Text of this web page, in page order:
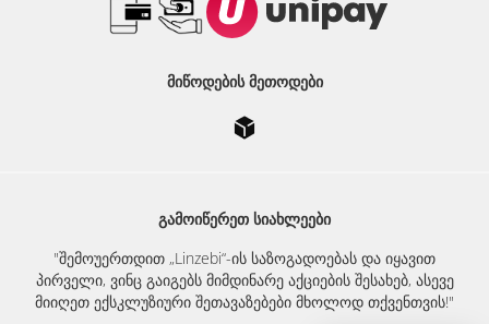
ᲛᲘᲬᲝᲓᲔᲑᲘᲡ ᲛᲔᲗᲝᲓᲔᲑᲘ
ᲒᲐᲛᲝᲘᲬᲔᲠᲔᲗ ᲡᲘᲐᲮᲚᲔᲔᲑᲘ
"შემოუერთდით „Linzebi“-ის საზოგადოებას და იყავით
პირველი, ვინც გაიგებს მიმდინარე აქციების შესახებ, ასევე
მიიღეთ ექსკლუზიური შეთავაზებები მხოლოდ თქვენთვის!"